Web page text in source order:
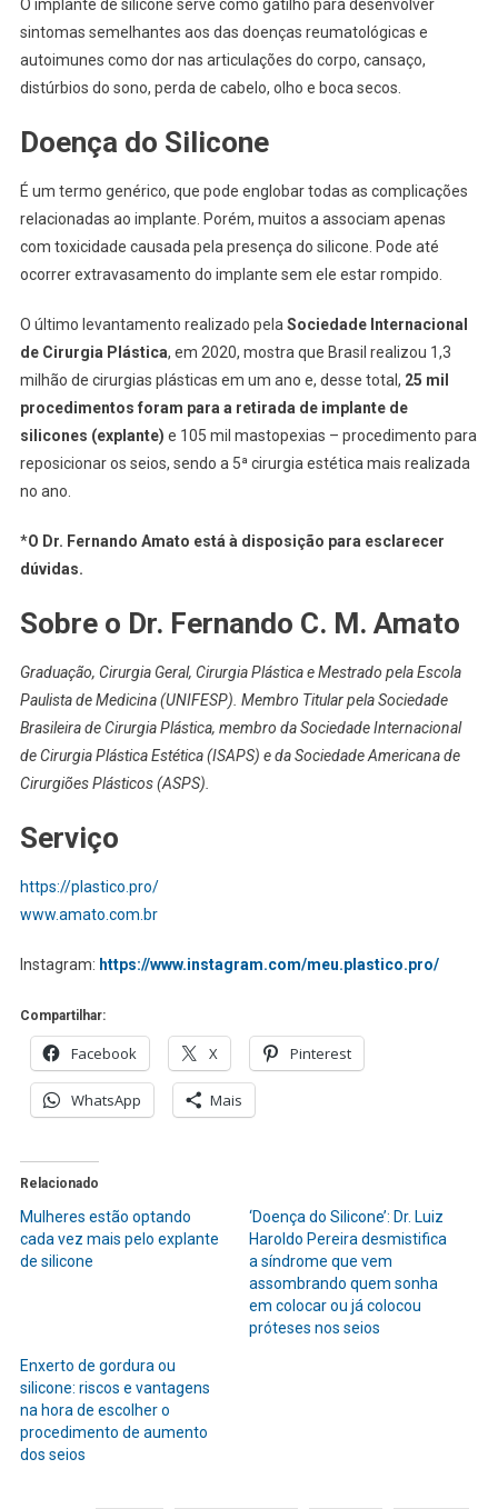
O implante de silicone serve como gatilho para desenvolver
sintomas semelhantes aos das doenças reumatológicas e
autoimunes como dor nas articulações do corpo, cansaço,
distúrbios do sono, perda de cabelo, olho e boca secos.
Doença do Silicone
É um termo genérico, que pode englobar todas as complicações
relacionadas ao implante. Porém, muitos a associam apenas
com toxicidade causada pela presença do silicone. Pode até
ocorrer extravasamento do implante sem ele estar rompido.
O último levantamento realizado pela Sociedade Internacional
de Cirurgia Plástica, em 2020, mostra que Brasil realizou 1,3
milhão de cirurgias plásticas em um ano e, desse total, 25 mil
procedimentos foram para a retirada de implante de
silicones (explante) e 105 mil mastopexias – procedimento para
reposicionar os seios, sendo a 5ª cirurgia estética mais realizada
no ano.
*O Dr. Fernando Amato está à disposição para esclarecer
dúvidas.
Sobre o Dr. Fernando C. M. Amato
Graduação, Cirurgia Geral, Cirurgia Plástica e Mestrado pela Escola
Paulista de Medicina (UNIFESP). Membro Titular pela Sociedade
Brasileira de Cirurgia Plástica, membro da Sociedade Internacional
de Cirurgia Plástica Estética (ISAPS) e da Sociedade Americana de
Cirurgiões Plásticos (ASPS).
Serviço
https://plastico.pro/:
Explante
o
mulher
www.amato.com.br
Instagram: https://www.instagram.com/meu.plastico.pro/
Compartilhar:
Facebook X Pinterest
WhatsApp Mais
Relacionado
Mulheres estão optando
cada vez mais pelo explante
de silicone
‘Doença do Silicone’: Dr. Luiz
Haroldo Pereira desmistifica
a síndrome que vem
assombrando quem sonha
em colocar ou já colocou
próteses nos seios
Enxerto de gordura ou
silicone: riscos e vantagens
na hora de escolher o
procedimento de aumento
dos seios